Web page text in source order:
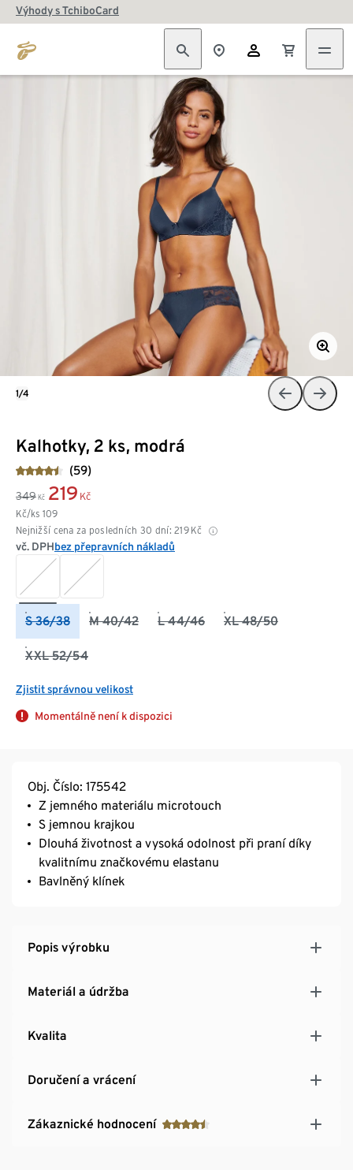
Výhody s TchiboCard
Kalhotky, 2 ks, modrá
(59)
349 Kč 219 Kč
Kč/ks 109
Nejnižší cena za posledních 30 dní: 219 Kč
vč. DPHbez přepravních nákladů
S 36/38 M 40/42 L 44/46 XL 48/50
XXL 52/54
Zjistit správnou velikost
Momentálně není k dispozici
1/4
Obj. Číslo: 175542
Z jemného materiálu microtouch
S jemnou krajkou
Dlouhá životnost a vysoká odolnost při praní díky
kvalitnímu značkovému elastanu
Bavlněný klínek
Popis výrobku
Materiál a údržba
Kvalita
Doručení a vrácení
Zákaznické hodnocení